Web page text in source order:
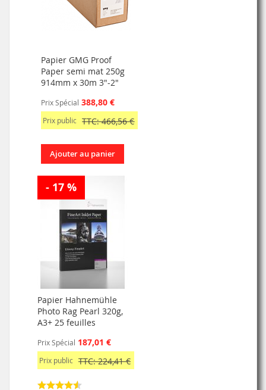
Papier GMG Proof
Paper semi mat 250g
914mm x 30m 3"-2"
Prix Spécial 388,80 €
Prix public TTC: 466,56 €
Ajouter au panier
- 17 %
Papier Hahnemühle
Photo Rag Pearl 320g,
A3+ 25 feuilles
Prix Spécial 187,01 €
Prix public TTC: 224,41 €